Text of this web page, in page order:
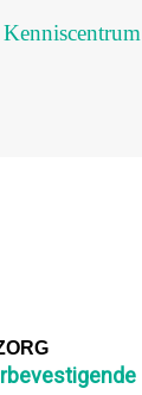
Kenniscentrum